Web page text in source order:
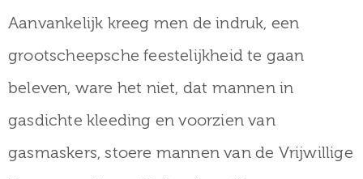
Aanvankelijk kreeg men de indruk, een
grootscheepsche feestelijkheid te gaan
beleven, ware het niet, dat mannen in
gasdichte kleeding en voorzien van
gasmaskers, stoere mannen van de Vrijwillige